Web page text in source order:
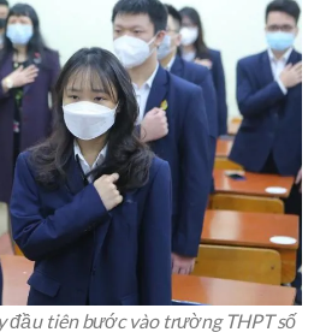
đầu tiên bước vào trường THPT số